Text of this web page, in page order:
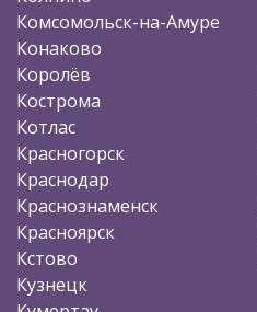
Комсомольск-на-Амуре
Конаково
Королёв
Кострома
Котлас
Красногорск
Краснодар
Краснознаменск
Красноярск
Кстово
Кузнецк